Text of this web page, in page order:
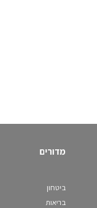
מדורים
ביטחון
בריאות